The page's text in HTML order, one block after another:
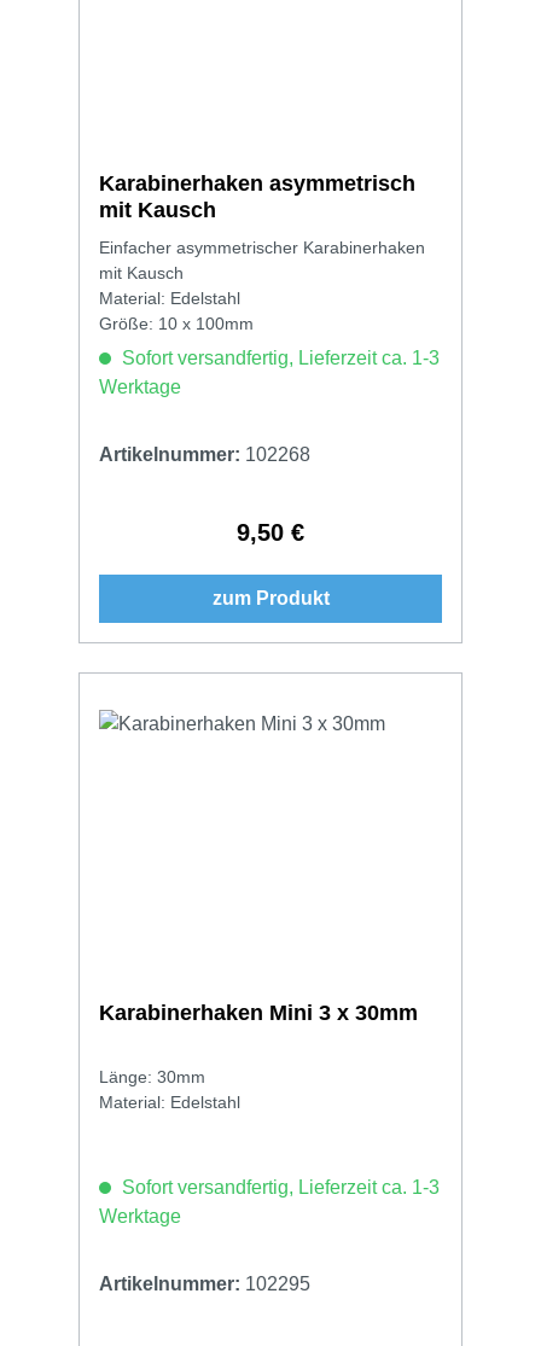
Karabinerhaken asymmetrisch
mit Kausch
Einfacher asymmetrischer Karabinerhaken
mit Kausch
Material: Edelstahl
Größe: 10 x 100mm
Sofort versandfertig, Lieferzeit ca. 1-3
Werktage
Artikelnummer: 102268
Regulärer Preis:
9,50 €
zum Produkt
Karabinerhaken Mini 3 x 30mm
Länge: 30mm
Material: Edelstahl
Sofort versandfertig, Lieferzeit ca. 1-3
Werktage
Artikelnummer: 102295